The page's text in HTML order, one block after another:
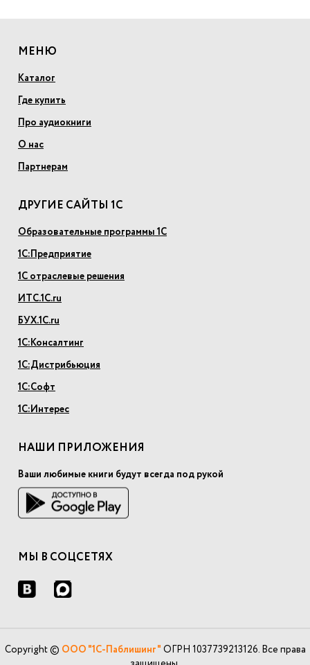
МЕНЮ
Каталог
Где купить
Про аудиокниги
О нас
Партнерам
ДРУГИЕ САЙТЫ 1С
Образовательные программы 1С
1С:Предприятие
1С отраслевые решения
ИТС.1С.ru
БУХ.1С.ru
1С:Консалтинг
1С:Дистрибьюция
1С:Софт
1С:Интерес
НАШИ ПРИЛОЖЕНИЯ
Ваши любимые книги будут всегда под рукой
МЫ В СОЦСЕТЯХ
Copyright © ООО "1С-Паблишинг" ОГРН 1037739213126. Все права